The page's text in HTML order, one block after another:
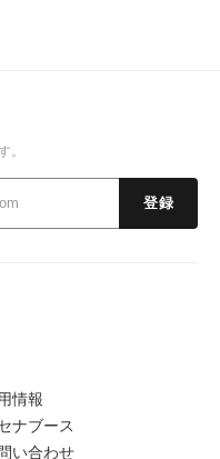
情報
ナブース
い合わせ
。
登録